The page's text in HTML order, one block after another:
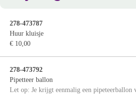
278-473787
Huur kluisje
€ 10,00
278-473792
Pipetteer ballon
Let op: Je krijgt eenmalig een pipeteerballon